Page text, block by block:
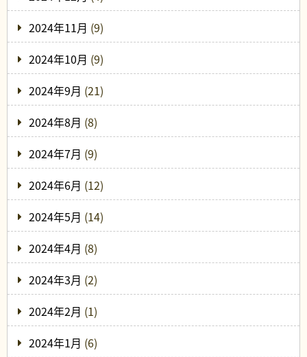
2024年11月 (9)
2024年10月 (9)
2024年9月 (21)
2024年8月 (8)
2024年7月 (9)
2024年6月 (12)
2024年5月 (14)
2024年4月 (8)
2024年3月 (2)
2024年2月 (1)
2024年1月 (6)